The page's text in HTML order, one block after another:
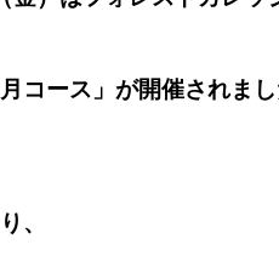
コース」 が開催されまし
、